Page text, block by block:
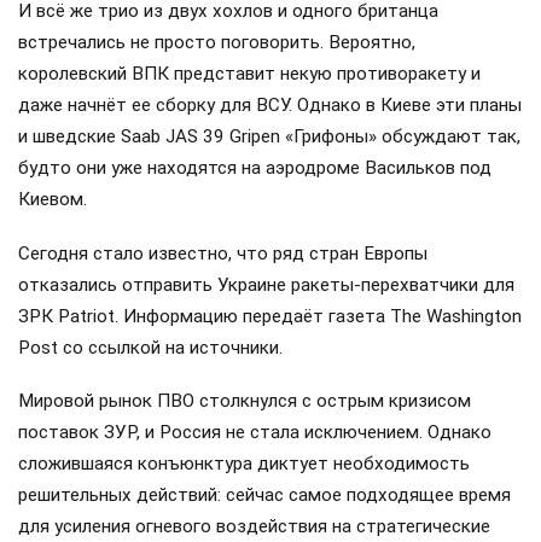
И всё же трио из двух хохлов и одного британца
встречались не просто поговорить. Вероятно,
королевский ВПК представит некую противоракету и
даже начнёт ее сборку для ВСУ. Однако в Киеве эти планы
и шведские Saab JAS 39 Gripen «Грифоны» обсуждают так,
будто они уже находятся на аэродроме Васильков под
Киевом.
Сегодня стало известно, что ряд стран Европы
отказались отправить Украине ракеты-перехватчики для
ЗРК Patriot. Информацию передаёт газета The Washington
Post со ссылкой на источники.
Мировой рынок ПВО столкнулся с острым кризисом
поставок ЗУР, и Россия не стала исключением. Однако
сложившаяся конъюнктура диктует необходимость
решительных действий: сейчас самое подходящее время
для усиления огневого воздействия на стратегические